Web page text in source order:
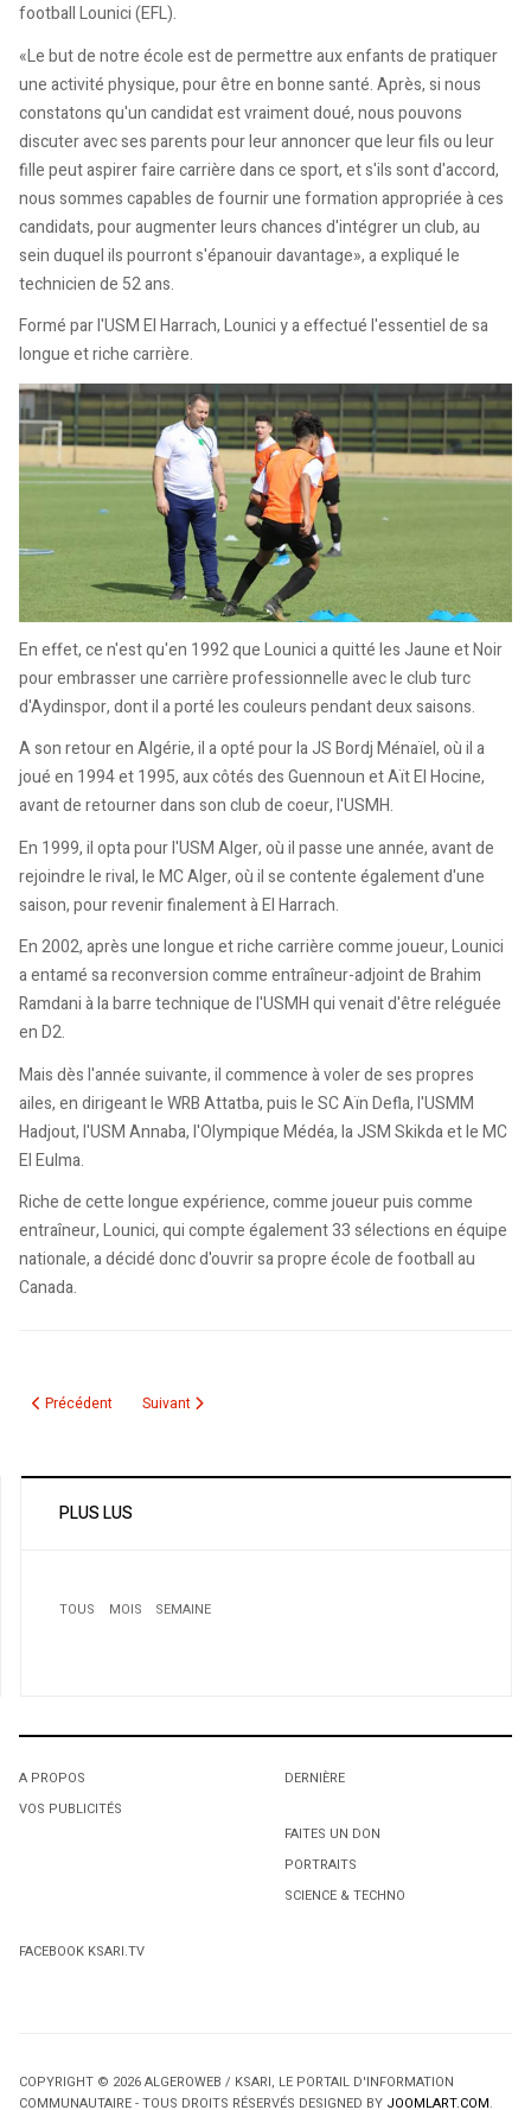
football Lounici (EFL).
«Le but de notre école est de permettre aux enfants de pratiquer
une activité physique, pour être en bonne santé. Après, si nous
constatons qu'un candidat est vraiment doué, nous pouvons
discuter avec ses parents pour leur annoncer que leur fils ou leur
fille peut aspirer faire carrière dans ce sport, et s'ils sont d'accord,
nous sommes capables de fournir une formation appropriée à ces
candidats, pour augmenter leurs chances d'intégrer un club, au
sein duquel ils pourront s'épanouir davantage», a expliqué le
technicien de 52 ans.
Formé par l'USM El Harrach, Lounici y a effectué l'essentiel de sa
longue et riche carrière.
En effet, ce n'est qu'en 1992 que Lounici a quitté les Jaune et Noir
pour embrasser une carrière professionnelle avec le club turc
d'Aydinspor, dont il a porté les couleurs pendant deux saisons.
A son retour en Algérie, il a opté pour la JS Bordj Ménaïel, où il a
joué en 1994 et 1995, aux côtés des Guennoun et Aït El Hocine,
avant de retourner dans son club de coeur, l'USMH.
En 1999, il opta pour l'USM Alger, où il passe une année, avant de
rejoindre le rival, le MC Alger, où il se contente également d'une
saison, pour revenir finalement à El Harrach.
En 2002, après une longue et riche carrière comme joueur, Lounici
a entamé sa reconversion comme entraîneur-adjoint de Brahim
Ramdani à la barre technique de l'USMH qui venait d'être reléguée
en D2.
Mais dès l'année suivante, il commence à voler de ses propres
ailes, en dirigeant le WRB Attatba, puis le SC Aïn Defla, l'USMM
Hadjout, l'USM Annaba, l'Olympique Médéa, la JSM Skikda et le MC
El Eulma.
Riche de cette longue expérience, comme joueur puis comme
entraîneur, Lounici, qui compte également 33 sélections en équipe
nationale, a décidé donc d'ouvrir sa propre école de football au
Canada.
Article précédent : Tournoi à Orlando | Saphir Taïder rend hommage à
Précédent Article suivant : Women's Football: Sidhoum's Algerian
Suivant
PLUS LUS
TOUS MOIS
SEMAINE
Le cabinet Bourque remercié
Louisa hanoune tire sur l'APN: «Des députés
représentent les intérêts de Dick Cheney»
L'octroi accidentel du Gant Court.
L'octroi accidentel du Gant Court.
A PROPOS
VOS PUBLICITÉS
DERNIÈRE
FAITES UN DON
PORTRAITS
SCIENCE & TECHNO
FACEBOOK KSARI.TV
COPYRIGHT © 2026 ALGEROWEB / KSARI, LE PORTAIL D'INFORMATION
COMMUNAUTAIRE - TOUS DROITS RÉSERVÉS DESIGNED BY JOOMLART.COM.